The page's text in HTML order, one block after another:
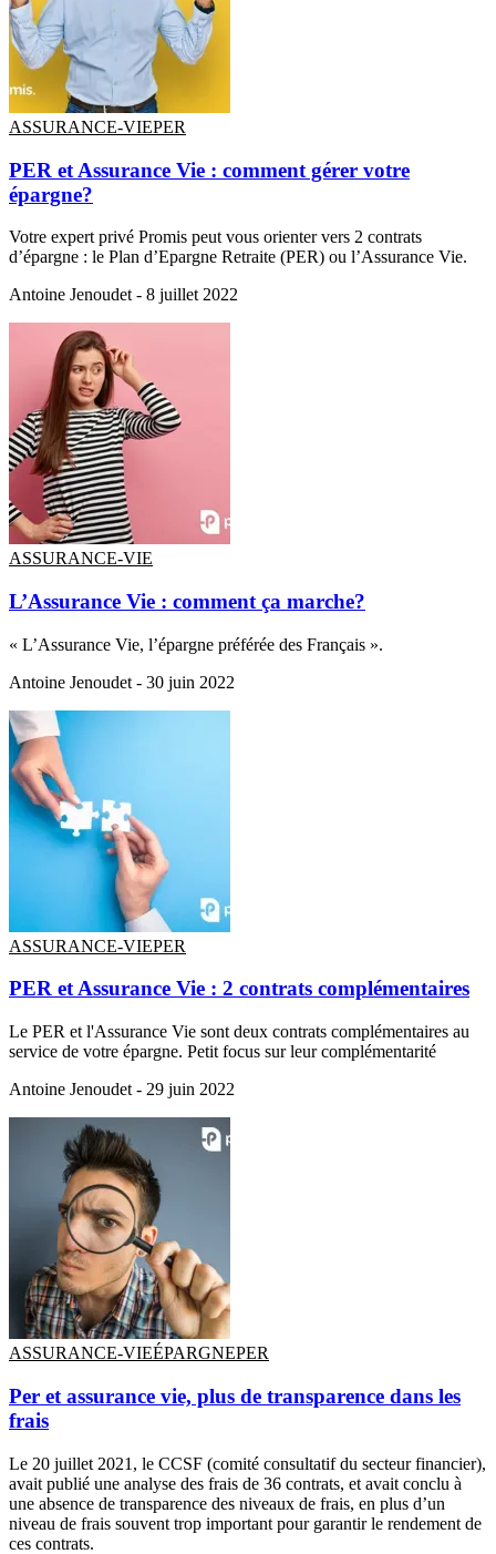
ASSURANCE-VIEPER
PER et Assurance Vie : comment gérer votre
épargne?
Votre expert privé Promis peut vous orienter vers 2 contrats
d’épargne : le Plan d’Epargne Retraite (PER) ou l’Assurance Vie.
Antoine Jenoudet - 8 juillet 2022
ASSURANCE-VIE
L’Assurance Vie : comment ça marche?
« L’Assurance Vie, l’épargne préférée des Français ».
Antoine Jenoudet - 30 juin 2022
ASSURANCE-VIEPER
PER et Assurance Vie : 2 contrats complémentaires
Le PER et l'Assurance Vie sont deux contrats complémentaires au
service de votre épargne. Petit focus sur leur complémentarité
Antoine Jenoudet - 29 juin 2022
ASSURANCE-VIEÉPARGNEPER
Per et assurance vie, plus de transparence dans les
frais
Le 20 juillet 2021, le CCSF (comité consultatif du secteur financier),
avait publié une analyse des frais de 36 contrats, et avait conclu à
une absence de transparence des niveaux de frais, en plus d’un
niveau de frais souvent trop important pour garantir le rendement de
ces contrats.